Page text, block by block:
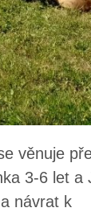
věnuje
3-6 let a
návrat k